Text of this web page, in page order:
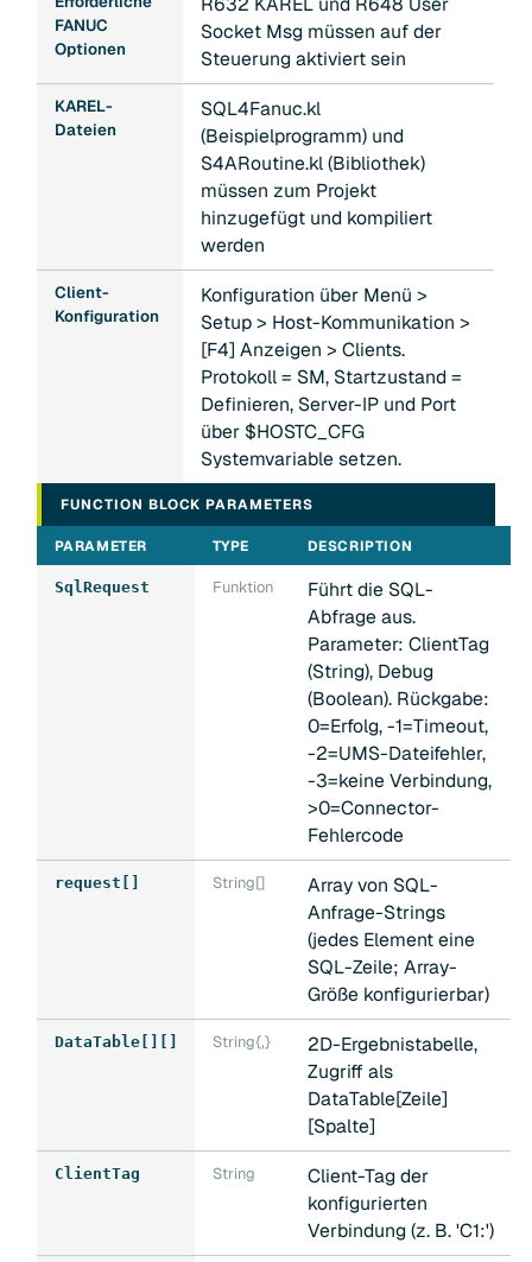
FANUC
Optionen
Socket Msg müssen auf der
Steuerung aktiviert sein
KAREL-
Dateien
SQL4Fanuc.kl
(Beispielprogramm) und
S4ARoutine.kl (Bibliothek)
müssen zum Projekt
hinzugefügt und kompiliert
werden
Client-
Konfiguration
Konfiguration über Menü >
Setup > Host-Kommunikation >
[F4] Anzeigen > Clients.
Protokoll = SM, Startzustand =
Definieren, Server-IP und Port
über $HOSTC_CFG
Systemvariable setzen.
FUNCTION BLOCK PARAMETERS
PARAMETER TYPE DESCRIPTION
SqlRequest Funktion
Führt die SQL-
Abfrage aus.
Parameter: ClientTag
(String), Debug
(Boolean). Rückgabe:
0=Erfolg, -1=Timeout,
-2=UMS-Dateifehler,
-3=keine Verbindung,
>0=Connector-
Fehlercode
request[] String[]
Array von SQL-
Anfrage-Strings
(jedes Element eine
SQL-Zeile; Array-
Größe konfigurierbar)
DataTable[][] String{,}
2D-Ergebnistabelle,
Zugriff als
DataTable[Zeile]
[Spalte]
ClientTag String
Client-Tag der
konfigurierten
Verbindung (z. B. 'C1:')